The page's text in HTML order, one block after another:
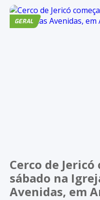
GERAL
Cerco de
sábado na
Avenidas, em